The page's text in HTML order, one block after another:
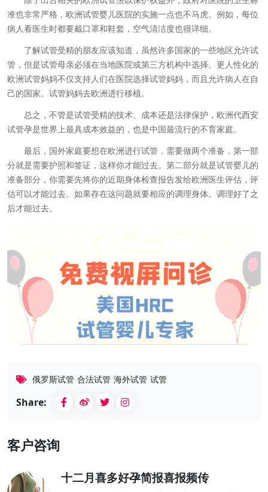
准也非常严格，欧洲试管婴儿医院的实施一点也不马虎。例如，每位
病人看医生时都要戴口罩和鞋套，空气清洁度也很详细。
了解试管受精的朋友应该知道，虽然许多国家的一些地区允许试
管，但是试管母亲必须在当地医院或第三方机构中选择。更人性化的
欧洲试管妈妈不仅支持人们在医院选择试管妈妈，而且允许病人在自
己的国家。试管妈妈去欧洲进行移植。
总之，不管是试管受精的技术、成本还是法律保护，欧洲代西安
试管孕是世界上最具成本效益的，也是中国最流行的不育家庭。
最后，国外家庭要想在欧洲进行试管，需要做两个准备，第一部
分就是需要护照和签证，这样你才能过去。第二部分就是试管婴儿的
准备部分，你需要先将你的近期身体检查报告发给欧洲医生评估，评
估可以才能过去。如果存在这问题就要相应的调理身体。调理好了之
后才能过去。
俄罗斯试管 合法试管 海外试管 试管
Share:
客户咨询
十二月喜多好孕简报喜报频传